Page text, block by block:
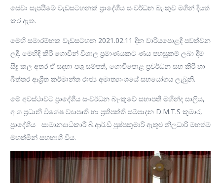
සේවා සැපයීමේ වැඩසටහනක් ප්‍රාදේශීය සංවර්ධන බැංකුව මගින් දියත්
කර ඇත.
මෙහි සමාරම්භක වැඩසටහන 2021.02.11 දින වාරියපොළදී පවත්වන
ලදී. මෙහිදී කිරි ගොවීන් විශාල ප්‍රමාණයකට ණය පහසුකම් ලබා දීම
සිදු කල අතර ඒ සදහා පශු සම්පත්, ගොවිපොළ ප්‍රවර්ධන සහ කිරි හා
බිත්තර ආශ්‍රිත කර්මාන්ත රාජ්‍ය අමාත්‍යාංශයේ සහයෝගය ලැබුනි.
මේ අවස්ථාවට ප්‍රාදේශීය සංවර්ධන බැංකුවේ සභාපති මහින්ද සාලිය,
අංශ ප්‍රධානී විශේෂ ව්‍යාපෘති හා ප්‍රතිපත්ති සම්පාදන D.M.T.S කුමාර,
ප්‍රාදේශීය සාමාන්‍යාධිකාරී බී.ආර්.ඩී පුෂ්පකුමාරි ඇතුළු නිලධාරී මහත්ම
මහත්මීන් සහභාගී විය.